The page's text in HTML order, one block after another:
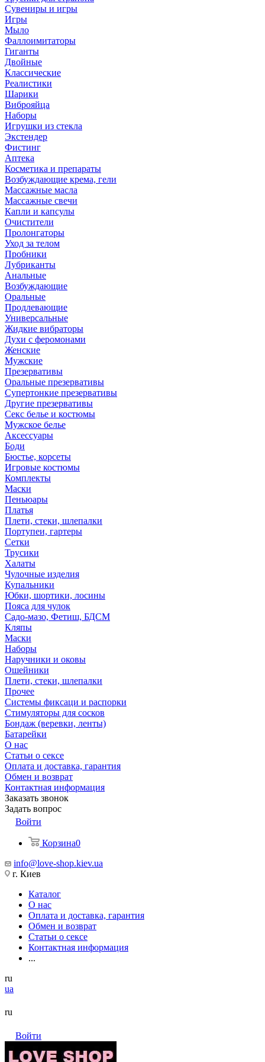
Сувениры и игры
Игры
Мыло
Фаллоимитаторы
Гиганты
Двойные
Классические
Реалистики
Шарики
Виброяйца
Наборы
Игрушки из стекла
Экстендер
Фистинг
Аптека
Косметика и препараты
Возбуждающие крема, гели
Массажные масла
Массажные свечи
Капли и капсулы
Очистители
Пролонгаторы
Уход за телом
Пробники
Лубриканты
Анальные
Возбуждающие
Оральные
Продлевающие
Универсальные
Жидкие вибраторы
Духи с феромонами
Женские
Мужские
Презервативы
Оральные презервативы
Супертонкие презервативы
Другие презервативы
Секс белье и костюмы
Мужское белье
Аксессуары
Боди
Бюстье, корсеты
Игровые костюмы
Комплекты
Маски
Пеньюары
Платья
Плети, стеки, шлепалки
Портупеи, гартеры
Сетки
Трусики
Халаты
Чулочные изделия
Купальники
Юбки, шортики, лосины
Пояса для чулок
Садо-мазо, Фетиш, БДСМ
Кляпы
Маски
Наборы
Наручники и оковы
Ошейники
Плети, стеки, шлепалки
Прочее
Системы фиксаци и распорки
Стимуляторы для сосков
Бондаж (веревки, ленты)
Батарейки
О нас
Статьи о сексе
Оплата и доставка, гарантия
Обмен и возврат
Контактная информация
Заказать звонок
Задать вопрос
Войти
Корзина0
info@love-shop.kiev.ua
г. Киев
Каталог
О нас
Оплата и доставка, гарантия
Обмен и возврат
Статьи о сексе
Контактная информация
...
ru
ua
ru
Войти